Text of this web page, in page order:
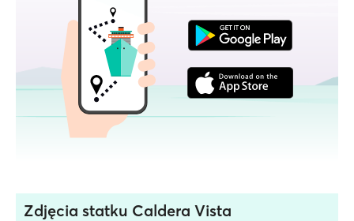
Zdjęcia statku Caldera Vista